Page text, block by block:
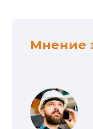
Мнение